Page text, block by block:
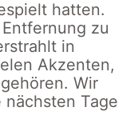
hatten.
zu
in
Akzenten,
Wir
Tage